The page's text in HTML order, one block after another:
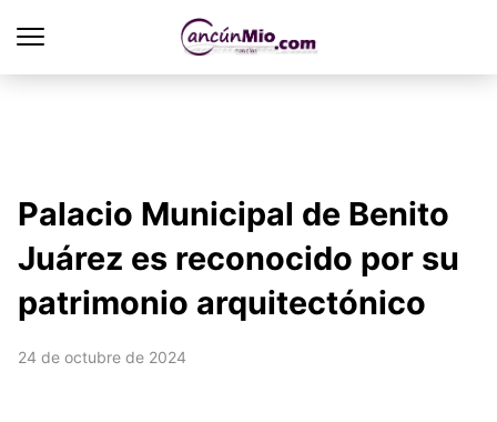
Palacio Municipal de Benito
Juárez es reconocido por su
patrimonio arquitectónico
24 de octubre de 2024